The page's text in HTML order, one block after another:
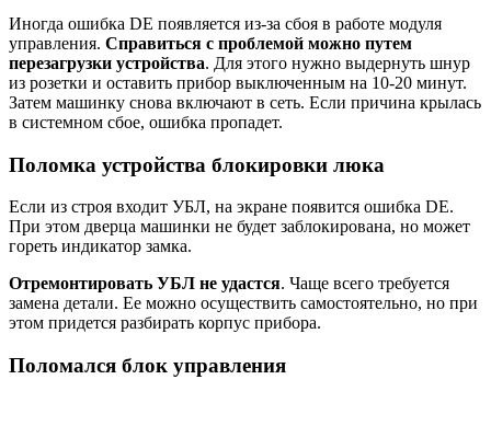
Иногда ошибка DE появляется из-за сбоя в работе модуля
управления. Справиться с проблемой можно путем
перезагрузки устройства. Для этого нужно выдернуть шнур
из розетки и оставить прибор выключенным на 10-20 минут.
Затем машинку снова включают в сеть. Если причина крылась
в системном сбое, ошибка пропадет.
Поломка устройства блокировки люка
Если из строя входит УБЛ, на экране появится ошибка DE.
При этом дверца машинки не будет заблокирована, но может
гореть индикатор замка.
Отремонтировать УБЛ не удастся. Чаще всего требуется
замена детали. Ее можно осуществить самостоятельно, но при
этом придется разбирать корпус прибора.
Поломался блок управления